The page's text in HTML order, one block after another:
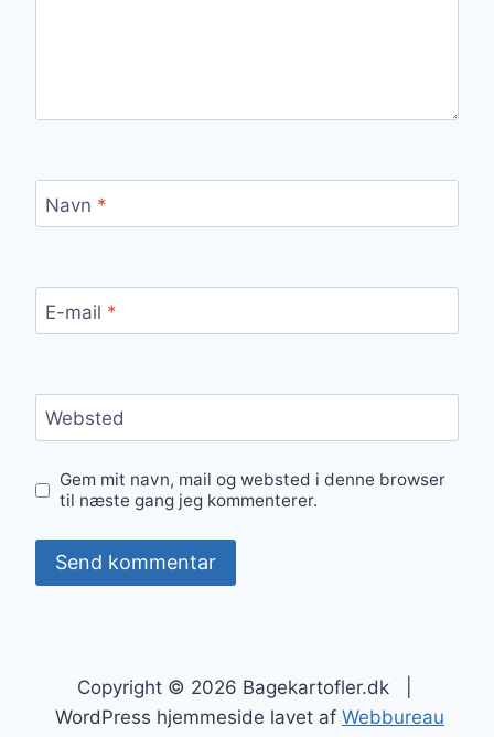
Navn *
E-mail *
Websted
Gem mit navn, mail og websted i denne browser
til næste gang jeg kommenterer.
Copyright © 2026 Bagekartofler.dk |
WordPress hjemmeside lavet af Webbureau